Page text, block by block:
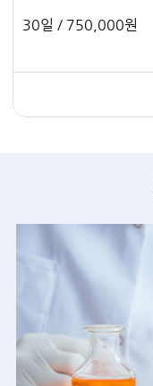
30일 / 750,000원